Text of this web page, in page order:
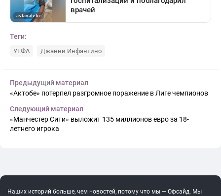
Теги:
УЕФА Джанни Инфантино
Предыдущий материал
«Актобе» потерпел разгромное поражение в Лиге чемпионов
Следующий материал
«Манчестер Сити» выложит 135 миллионов евро за 18-
летнего игрока
Наших историй больше, чем новостей, потому что мы — Офсайд. Мы